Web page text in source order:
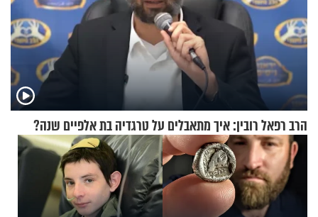
הרב רפאל רובין: איך מתאבלים על טרגדיה בת אלפיים שנה?